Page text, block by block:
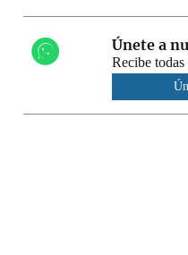
Únete a
Recibe